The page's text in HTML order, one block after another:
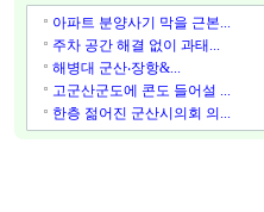
아파트 분양사기 막을 근본...
주차 공간 해결 없이 과태...
해병대 군산‧장항&...
고군산군도에 콘도 들어설 ...
한층 젊어진 군산시의회 의...